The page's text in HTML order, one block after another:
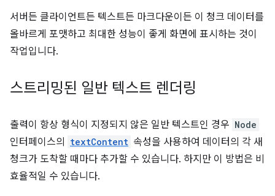
서버든 클라이언트든 텍스트든 마크다운이든 이 청크 데이터를
올바르게 포맷하고 최대한 성능이 좋게 화면에 표시하는 것이
작업입니다.
스트리밍된 일반 텍스트 렌더링
출력이 항상 형식이 지정되지 않은 일반 텍스트인 경우 Node
인터페이스의 textContent 속성을 사용하여 데이터의 각 새
청크가 도착할 때마다 추가할 수 있습니다. 하지만 이 방법은 비
효율적일 수 있습니다.